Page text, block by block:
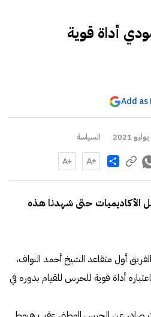
أداة قوية
Add as
السياسة
Share
الأكاديميات حتى شهدنا هذه
أول متقاعد الشيخ أحمد النواف،
أداة قوية للحرس للقيام بدوره في